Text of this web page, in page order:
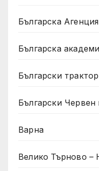
Българска
Българска
Български
Български Червен
Варна
Велико Търново –